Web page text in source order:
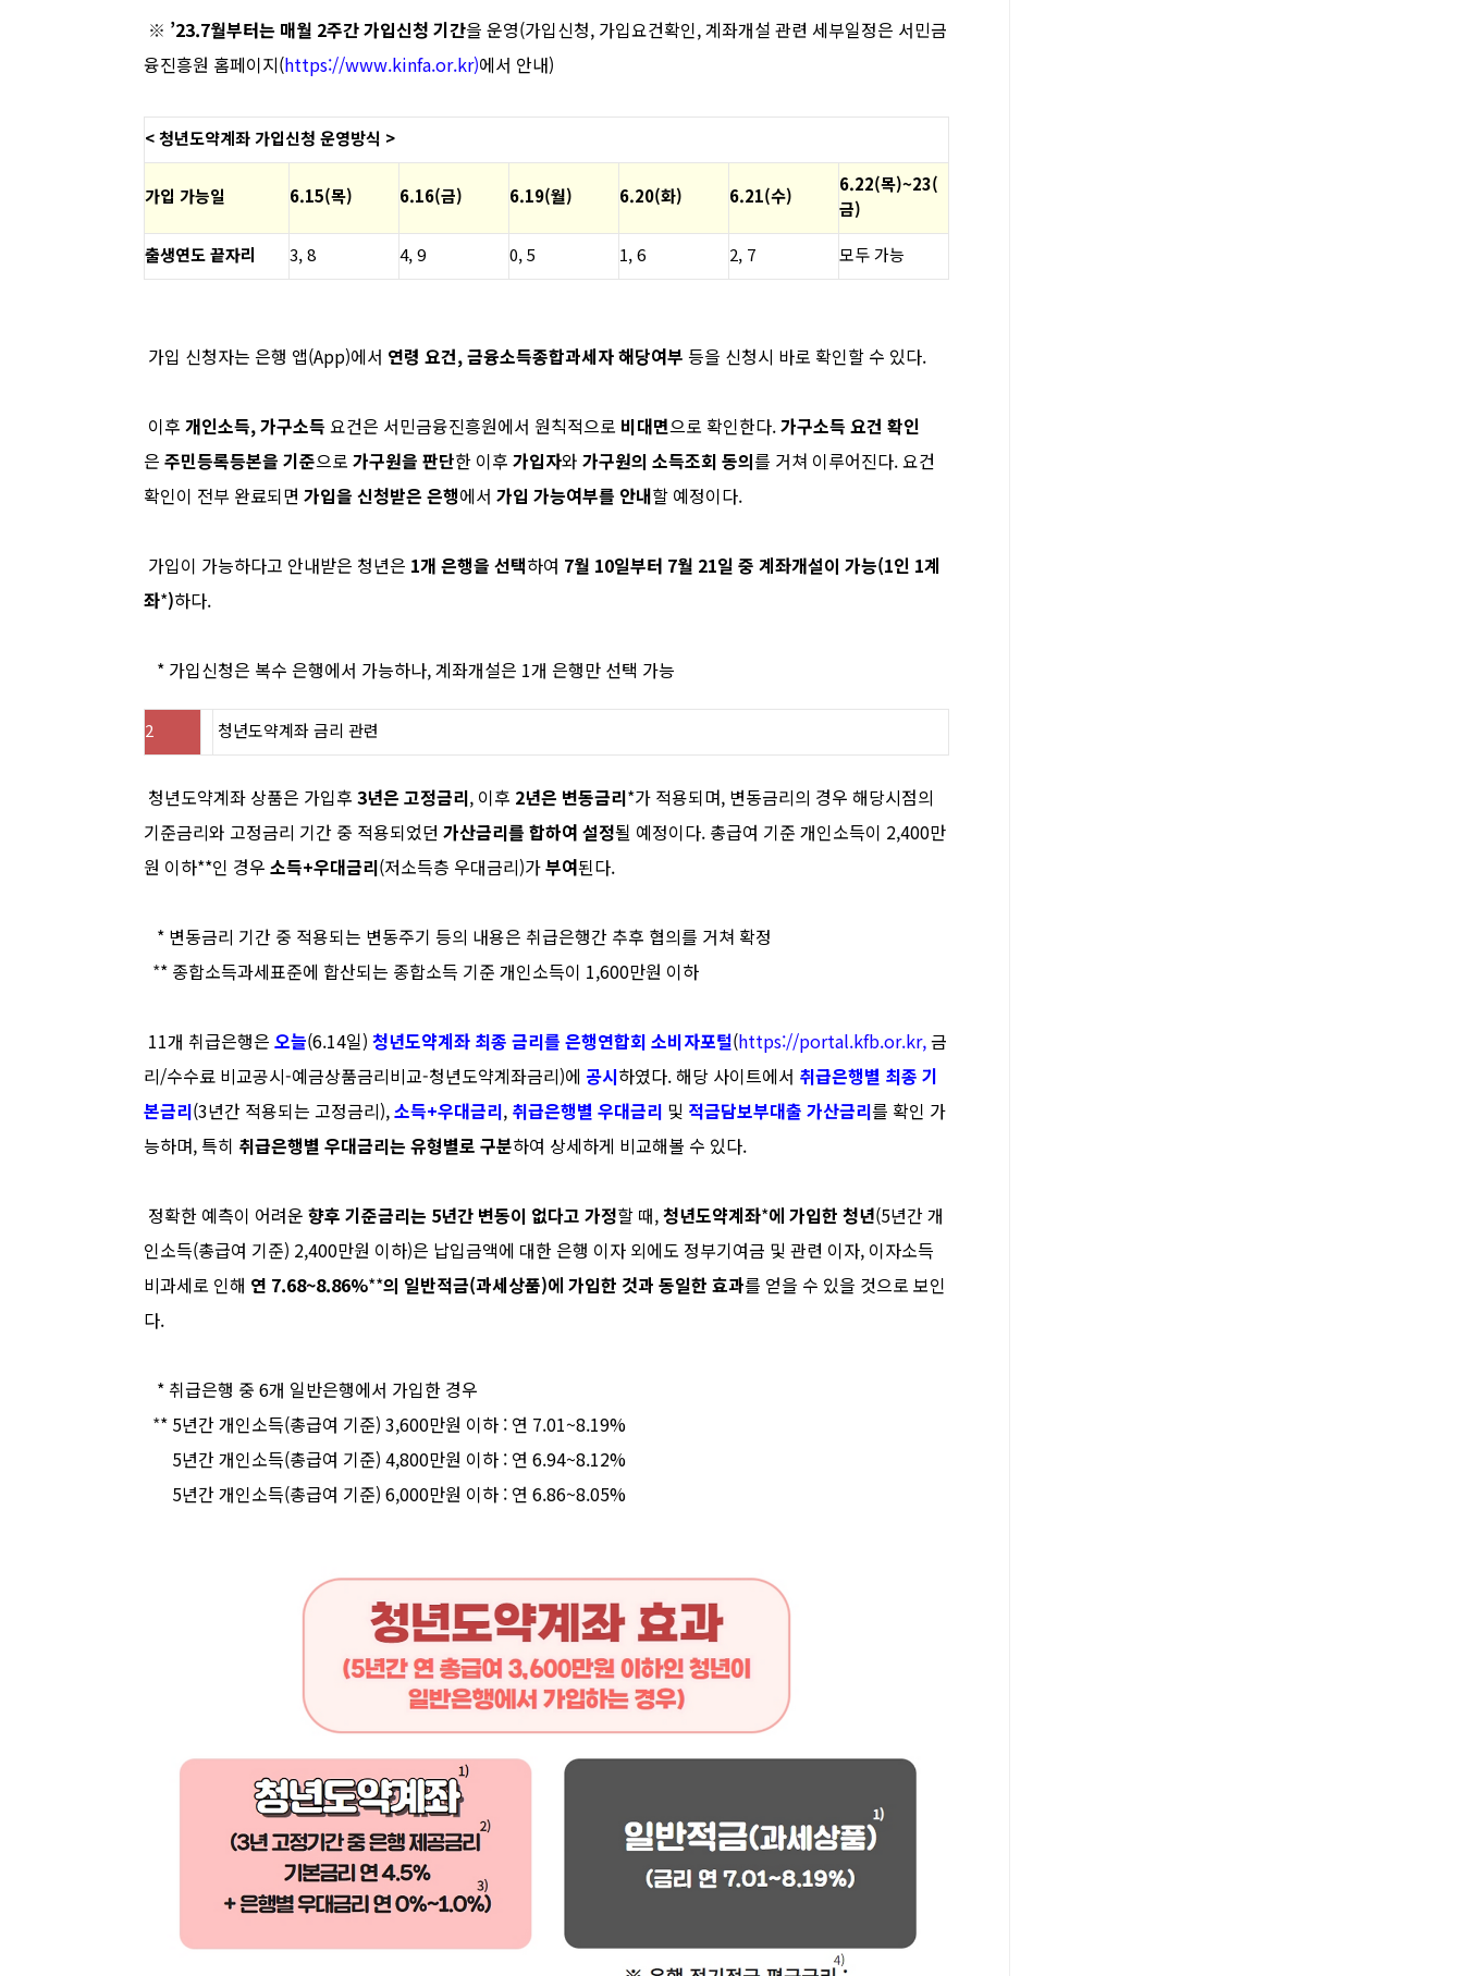
※ ’23.7월부터는 매월 2주간 가입신청 기간을 운영(가입신청, 가입요건확인,계좌개설 관련 세부일정은 서민금
융진흥원 홈페이지(https://www.kinfa.or.kr)에서 안내)
<청년도약계좌 가입신청 운영방식 >
가입 가능일 6.15(목) 6.16(금) 6.19(월) 6.20(화) 6.21(수)
6.22(목)~23(
금)
출생연도끝자리 3, 8 4, 9 0, 5 1, 6 2, 7 모두 가능
가입 신청자는 은행 앱(App)에서 연령 요건,금융소득종합과세자해당여부 등을 신청시 바로 확인할 수 있다.
이후 개인소득,가구소득 요건은 서민금융진흥원에서 원칙적으로 비대면으로 확인한다.가구소득 요건 확인
은 주민등록등본을 기준으로 가구원을 판단한 이후 가입자와 가구원의 소득조회 동의를 거쳐 이루어진다.요건
확인이 전부 완료되면 가입을 신청받은 은행에서 가입 가능여부를 안내할 예정이다.
가입이 가능하다고 안내받은 청년은 1개 은행을 선택하여 7월 10일부터 7월 21일 중 계좌개설이 가능(1인 1계
좌*)하다.
* 가입신청은 복수 은행에서 가능하나,계좌개설은 1개 은행만 선택 가능
2 청년도약계좌금리 관련
청년도약계좌 상품은 가입후 3년은 고정금리, 이후 2년은 변동금리*가 적용되며, 변동금리의 경우 해당시점의
기준금리와 고정금리 기간 중 적용되었던 가산금리를 합하여 설정될 예정이다. 총급여 기준 개인소득이 2,400만
원 이하**인 경우 소득+우대금리(저소득층 우대금리)가부여된다.
* 변동금리 기간 중 적용되는 변동주기 등의 내용은 취급은행간 추후 협의를 거쳐 확정
** 종합소득과세표준에 합산되는 종합소득 기준 개인소득이 1,600만원 이하
11개 취급은행은 오늘(6.14일) 청년도약계좌 최종 금리를 은행연합회 소비자포털(https://portal.kfb.or.kr,금
리/수수료 비교공시-예금상품금리비교-청년도약계좌금리)에 공시하였다. 해당 사이트에서 취급은행별 최종 기
본금리(3년간 적용되는 고정금리),소득+우대금리, 취급은행별 우대금리 및 적금담보부대출 가산금리를 확인 가
능하며,특히 취급은행별 우대금리는 유형별로 구분하여 상세하게 비교해볼 수 있다.
정확한 예측이 어려운 향후 기준금리는 5년간 변동이 없다고 가정할 때,청년도약계좌*에 가입한 청년(5년간 개
인소득(총급여 기준) 2,400만원 이하)은 납입금액에 대한 은행 이자 외에도 정부기여금 및 관련 이자, 이자소득
비과세로 인해 연 7.68~8.86%**의 일반적금(과세상품)에 가입한 것과 동일한 효과를 얻을 수 있을 것으로 보인
다.
* 취급은행 중 6개 일반은행에서 가입한 경우
** 5년간 개인소득(총급여 기준) 3,600만원 이하 : 연 7.01~8.19%
5년간 개인소득(총급여 기준) 4,800만원 이하 : 연 6.94~8.12%
5년간 개인소득(총급여 기준) 6,000만원 이하 : 연 6.86~8.05%